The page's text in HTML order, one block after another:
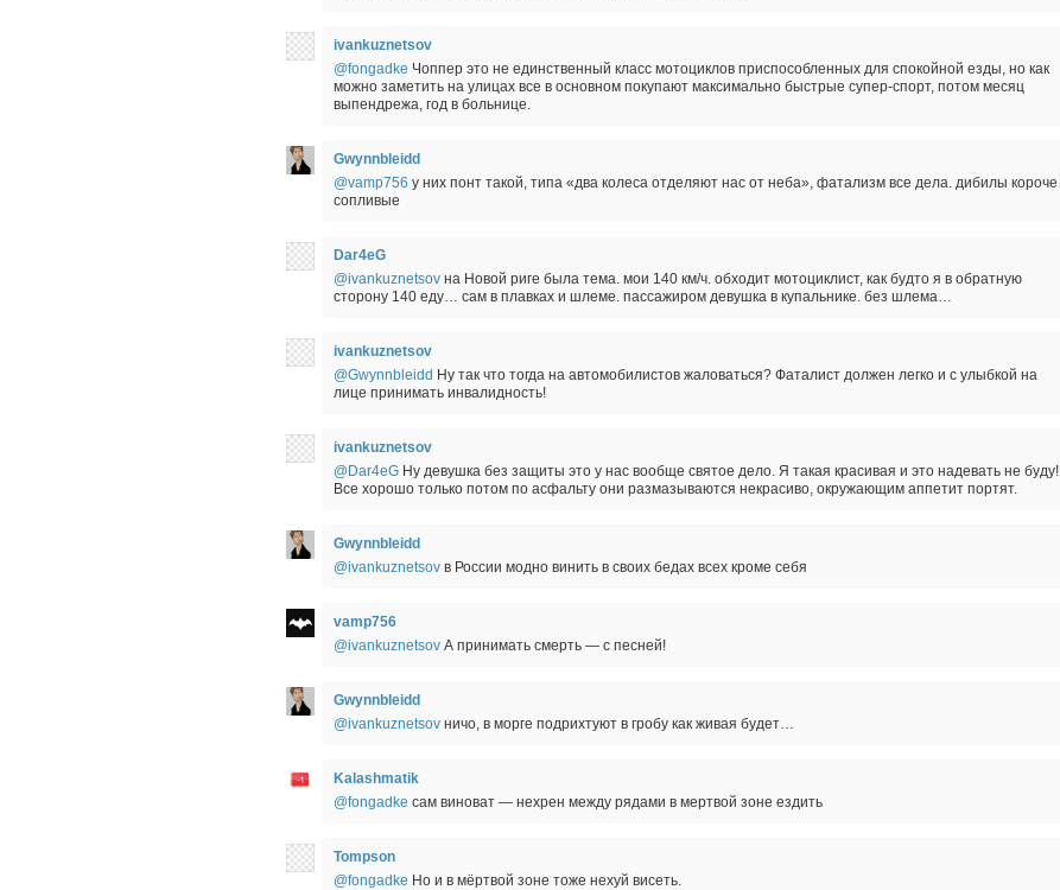
ivankuznetsov
@fongadke Чоппер это не единственный класс мотоциклов приспособленных для спокойной езды, но как
можно заметить на улицах все в основном покупают максимально быстрые супер-спорт, потом месяц
выпендрежа, год в больнице.
Gwynnbleidd
@vamp756 у них понт такой, типа «два колеса отделяют нас от неба», фатализм все дела. дибилы короче
сопливые
Dar4eG
@ivankuznetsov на Новой риге была тема. мои 140 км/ч. обходит мотоциклист, как будто я в обратную
сторону 140 еду… сам в плавках и шлеме. пассажиром девушка в купальнике. без шлема…
ivankuznetsov
@Gwynnbleidd Ну так что тогда на автомобилистов жаловаться? Фаталист должен легко и с улыбкой на
лице принимать инвалидность!
ivankuznetsov
@Dar4eG Ну девушка без защиты это у нас вообще святое дело. Я такая красивая и это надевать не буду!
Все хорошо только потом по асфальту они размазываются некрасиво, окружающим аппетит портят.
Gwynnbleidd
@ivankuznetsov в России модно винить в своих бедах всех кроме себя
vamp756
@ivankuznetsov А принимать смерть — с песней!
Gwynnbleidd
@ivankuznetsov ничо, в морге подрихтуют в гробу как живая будет…
Kalashmatik
@fongadke сам виноват — нехрен между рядами в мертвой зоне ездить
Tompson
@fongadke Но и в мёртвой зоне тоже нехуй висеть.